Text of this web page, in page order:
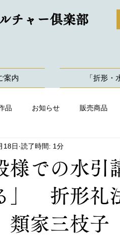
チャー倶楽部
案内 「折形・
品 お知らせ 販売商品
様での水引
」 折形礼
家三枝子
18日 読了時間: 1分